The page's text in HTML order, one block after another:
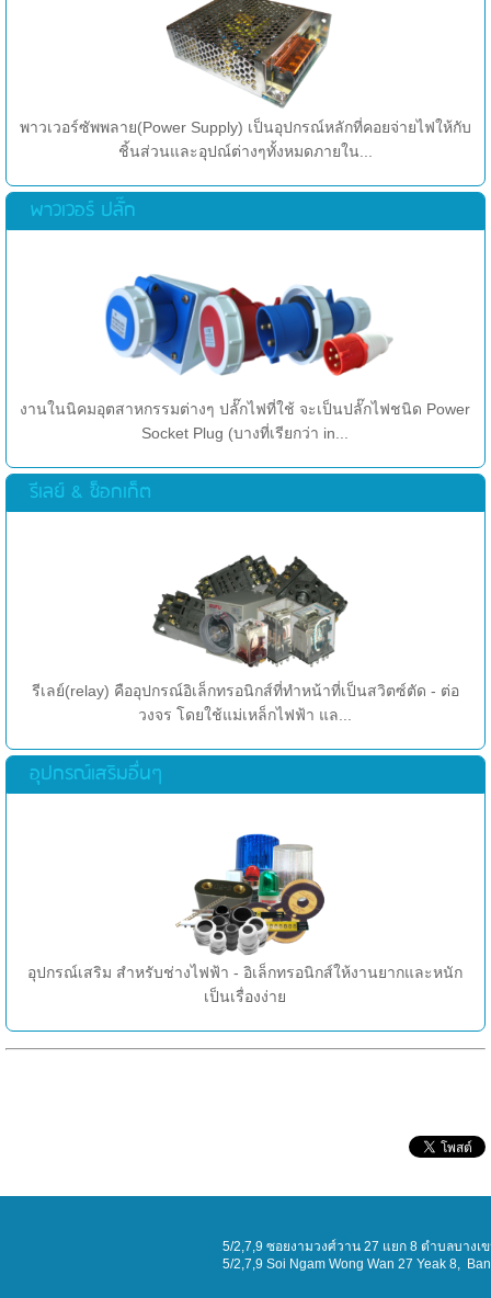
พาวเวอร์ซัพพลาย(Power Supply) เป็นอุปกรณ์หลักที่คอยจ่ายไฟให้กับ
ชิ้นส่วนและอุปณ์ต่างๆทั้งหมดภายใน...
พาวเวอร์ ปลั๊ก
งานในนิคมอุตสาหกรรมต่างๆ ปลั๊กไฟที่ใช้ จะเป็นปลั๊กไฟชนิด Power
Socket Plug (บางที่เรียกว่า in...
รีเลย์ & ซ็อกเก็ต
รีเลย์(relay) คืออุปกรณ์อิเล็กทรอนิกส์ที่ทำหน้าที่เป็นสวิตซ์ตัด - ต่อ
วงจร โดยใช้แม่เหล็กไฟฟ้า แล...
อุปกรณ์เสริมอื่นๆ
อุปกรณ์เสริม สำหรับช่างไฟฟ้า - อิเล็กทรอนิกส์ให้งานยากและหนัก
เป็นเรื่องง่าย
5/2,7,9 ซอยงามวงศ์วาน 27 แยก 8 ตำบลบาง
5/2,7,9 Soi Ngam Wong Wan 27 Yeak 8,